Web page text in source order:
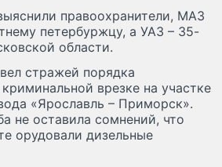
правоохранители, МАЗ
петербуржцу, а УАЗ – 35-
области.
стражей порядка
врезке на участке
«Ярославль – Приморск».
не оставила сомнений, что
орудовали дизельные